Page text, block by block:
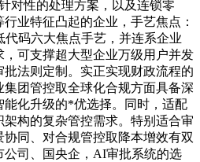
对性的处理方案，以及连锁零
业特征凸起的企业，手艺焦点：
码六大焦点手艺，并连系企业
可支撑超大型企业万级用户并发
法则定制。实正实现财政流程的
团管控取全球化合规方面具备深
化升级的*优选择。同时，适配
构的复杂管控需求。特别适合审
同、对合规管控取降本增效有双
司、国央企，AI审批系统的选